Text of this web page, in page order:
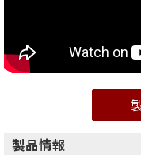
製品情報